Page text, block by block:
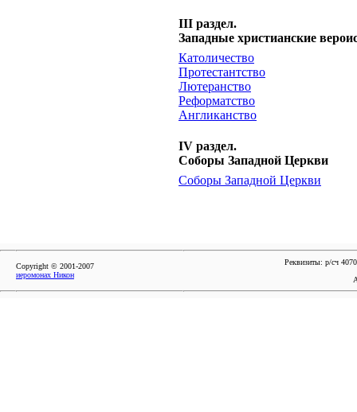
III раздел.
Западные христианские
Католичество
Протестантство
Лютеранство
Реформатство
Англиканство
IV раздел.
Соборы Западной Церкви
Соборы Западной Церкви
Copyright © 2001-2007
иеромонах Никон
Реквизиты: р/сч